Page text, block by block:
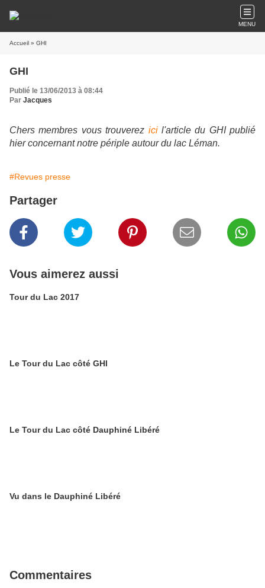
MENU
Accueil » GHI
GHI
Publié le 13/06/2013 à 08:44
Par Jacques
Chers membres vous trouverez icil'article du GHI publié
hier concernant notre périple autour du lac Léman.
#Revues presse
Partager
Vous aimerez aussi
Tour du Lac 2017
Le Tour du Lac côté GHI
Le Tour du Lac côté Dauphiné Libéré
Vu dans le Dauphiné Libéré
Commentaires